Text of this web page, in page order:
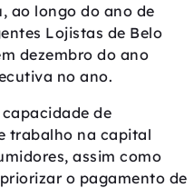
ao longo do ano de
Lojistas de Belo
dezembro do ano
no ano.
de
trabalho na capital
assim como
o pagamento de